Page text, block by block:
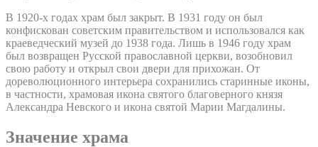
В 1920-х годах храм был закрыт. В 1931 году он был
конфискован советским правительством и использовался как
краеведческий музей до 1938 года. Лишь в 1946 году храм
был возвращен Русской православной церкви, возобновил
свою работу и открыл свои двери для прихожан. От
дореволюционного интерьера сохранились старинные иконы,
в частности, храмовая икона святого благоверного князя
Александра Невского и икона святой Марии Магдалины.
Значение храма